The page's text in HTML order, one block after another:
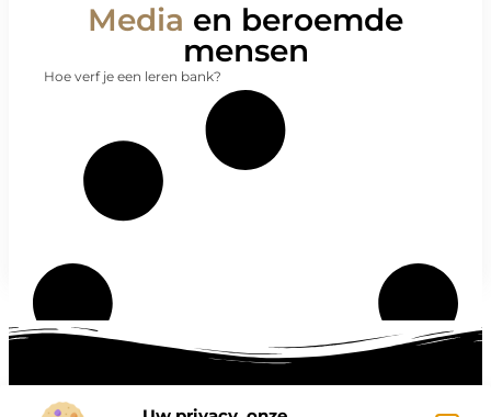
Media en beroemde
mensen
Hoe verf je een leren bank?